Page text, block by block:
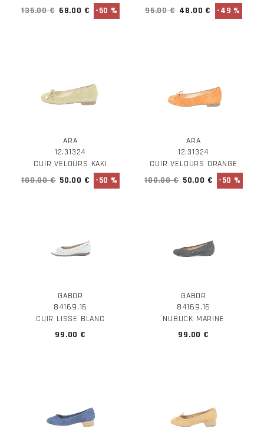
135.00 € 68.00 € -50 %
95.00 € 48.00 € -49 %
ARA
12.31324
CUIR VELOURS KAKI
100.00 € 50.00 € -50 %
ARA
12.31324
CUIR VELOURS ORANGE
100.00 € 50.00 € -50 %
GABOR
84169.16
CUIR LISSE BLANC
99.00 €
GABOR
84169.16
NUBUCK MARINE
99.00 €